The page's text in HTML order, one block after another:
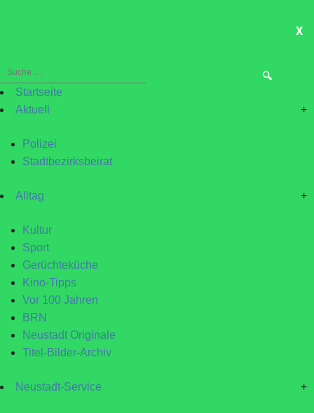
X
Suche
nach:Startseite
Aktuell
+
Polizei
Stadtbezirksbeirat
Alltag +
Kultur
Sport
Gerüchteküche
Kino-Tipps
Vor 100 Jahren
BRN
Neustadt Originale
Titel-Bilder-Archiv
Neustadt-Service +